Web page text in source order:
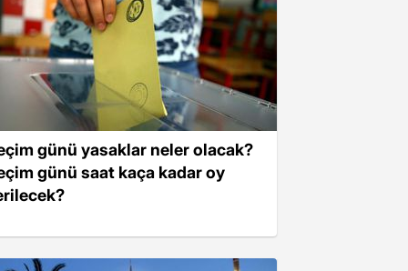
günü yasaklar neler olacak?
günü saat kaça kadar oy